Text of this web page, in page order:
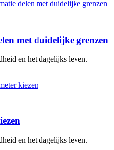
met duidelijke grenzen
en het dagelijks leven.
en het dagelijks leven.